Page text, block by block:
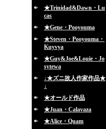
★Trinidad&Dawn・Lu
cas
★Gene・Pooyouma
★Steven・Pooyouma・
Kuyvya
★Guy&Joe&Louie・Jo
sytewa
↓★ズニ故人作家作品★
↓
★オールド作品
★Juan・Calavaza
★Alice・Quam